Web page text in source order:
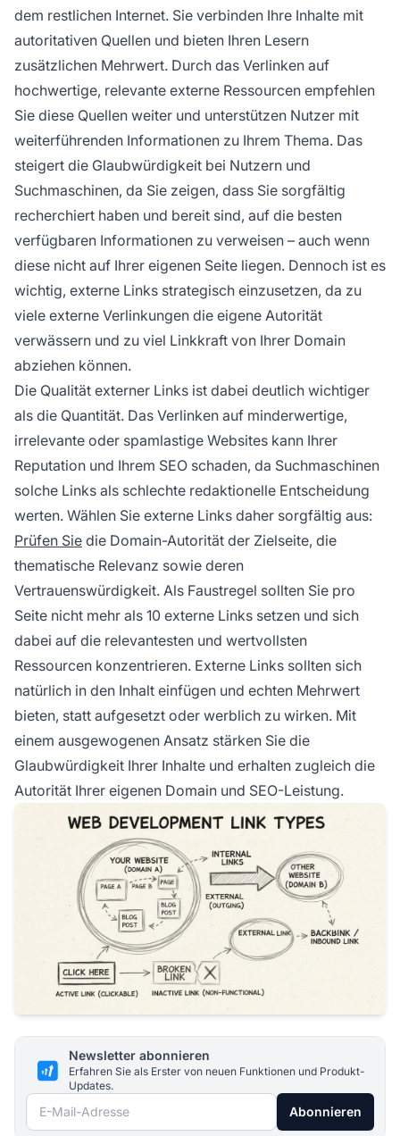
dem restlichen Internet. Sie verbinden Ihre Inhalte mit
autoritativen Quellen und bieten Ihren Lesern
zusätzlichen Mehrwert. Durch das Verlinken auf
hochwertige, relevante externe Ressourcen empfehlen
Sie diese Quellen weiter und unterstützen Nutzer mit
weiterführenden Informationen zu Ihrem Thema. Das
steigert die Glaubwürdigkeit bei Nutzern und
Suchmaschinen, da Sie zeigen, dass Sie sorgfältig
recherchiert haben und bereit sind, auf die besten
verfügbaren Informationen zu verweisen – auch wenn
diese nicht auf Ihrer eigenen Seite liegen. Dennoch ist es
wichtig, externe Links strategisch einzusetzen, da zu
viele externe Verlinkungen die eigene Autorität
verwässern und zu viel Linkkraft von Ihrer Domain
abziehen können.
Die Qualität externer Links ist dabei deutlich wichtiger
als die Quantität. Das Verlinken auf minderwertige,
irrelevante oder spamlastige Websites kann Ihrer
Reputation und Ihrem SEO schaden, da Suchmaschinen
solche Links als schlechte redaktionelle Entscheidung
werten. Wählen Sie externe Links daher sorgfältig aus:
Prüfen Sie die Domain-Autorität der Zielseite, die
thematische Relevanz sowie deren
Vertrauenswürdigkeit. Als Faustregel sollten Sie pro
Seite nicht mehr als 10 externe Links setzen und sich
dabei auf die relevantesten und wertvollsten
Ressourcen konzentrieren. Externe Links sollten sich
natürlich in den Inhalt einfügen und echten Mehrwert
bieten, statt aufgesetzt oder werblich zu wirken. Mit
einem ausgewogenen Ansatz stärken Sie die
Glaubwürdigkeit Ihrer Inhalte und erhalten zugleich die
Autorität Ihrer eigenen Domain und SEO-Leistung.
Newsletter abonnieren
Erfahren Sie als Erster von neuen Funktionen und Produkt-
Updates.
E-Mail-Adresse Abonnieren